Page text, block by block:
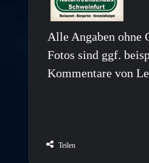
Alle Angaben ohne
Fotos sind ggf.
Kommentare von
Teilen